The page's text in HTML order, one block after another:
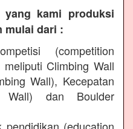
kami produksi
mulai dari :
(competition
Climbing Wall
Wall), Kecepatan
Wall) dan Boulder
(education